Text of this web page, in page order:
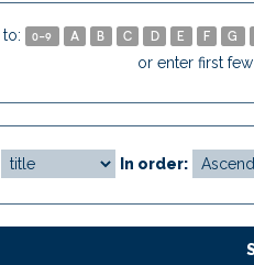
0-9 A B C D E F G
or enter first
In order: